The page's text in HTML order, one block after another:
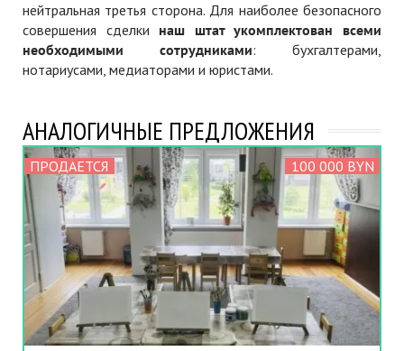
нейтральная третья сторона. Для наиболее безопасного
совершения сделки наш штат укомплектован всеми
необходимыми сотрудниками: бухгалтерами,
нотариусами, медиаторами и юристами.
АНАЛОГИЧНЫЕ ПРЕДЛОЖЕНИЯ
ПРОДАЕТСЯ 100 000 BYN